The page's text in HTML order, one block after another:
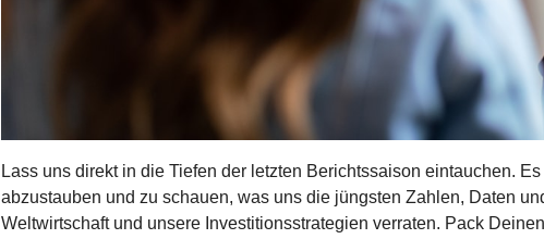
Lass uns direkt in die Tiefen der letzten Berichtssaison eintauchen.
abzustauben und zu schauen, was uns die jüngsten Zahlen, Daten
Weltwirtschaft und unsere Investitionsstrategien verraten. Pack